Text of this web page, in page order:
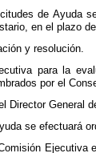
de Ayuda
en el plazo
y resolución.
para la
por el
Director
se efectuará
Ejecutiva